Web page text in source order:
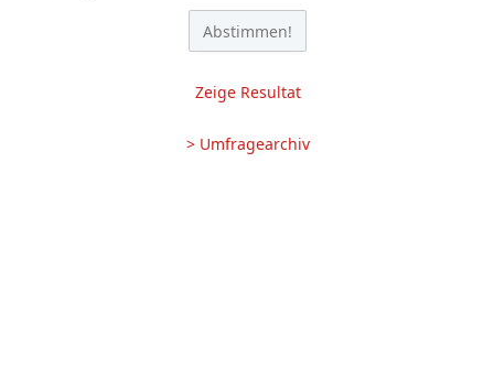
Zeige Resultat
> Umfragearchiv